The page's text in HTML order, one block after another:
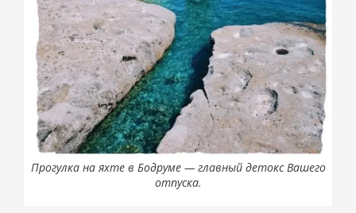
Прогулка на яхте в Бодруме — главный детокс Вашего
отпуска.